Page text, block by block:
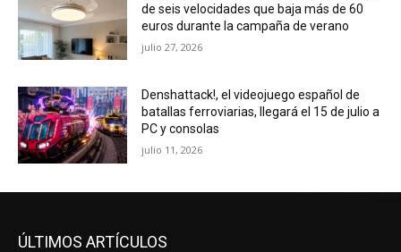
de seis velocidades que baja más de 60
euros durante la campaña de verano
julio 27, 2026
Denshattack!, el videojuego español de
batallas ferroviarias, llegará el 15 de julio a
PC y consolas
julio 11, 2026
ÚLTIMOS ARTÍCULOS